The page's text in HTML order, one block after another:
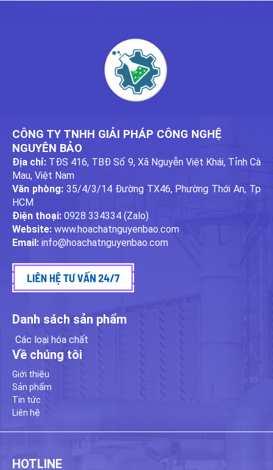
CÔNG TY TNHH GIẢI PHÁP CÔNG NGHỆ
NGUYÊN BẢO
Địa chỉ: TĐS 416, TBĐ Số 9, Xã Nguyễn Việt Khái, Tỉnh Cà
Mau, Việt Nam
Văn phòng:35/4/3/14 Đường TX46, Phường Thới An, Tp
HCM
Điện thoại: 0928 334334 (Zalo)
Website: www.hoachatnguyenbao.com
Email: info@hoachatnguyenbao.com
Danh sách sản phẩm
Các loại hóa chất
Về chúng tôi
Giới thiệu
Sản phẩm
Tin tức
Liên hệ
HOTLINE